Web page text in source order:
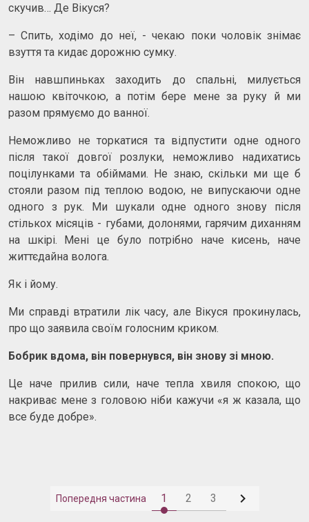
скучив… Де Вікуся?
– Спить, ходімо до неї, - чекаю поки чоловік знімає
взуття та кидає дорожню сумку.
Він навшпиньках заходить до спальні, милується
нашою квіточкою, а потім бере мене за руку й ми
разом прямуємо до ванної.
Неможливо не торкатися та відпустити одне одного
після такої довгої розлуки, неможливо надихатись
поцілунками та обіймами. Не знаю, скільки ми ще б
стояли разом під теплою водою, не випускаючи одне
одного з рук. Ми шукали одне одного знову після
стількох місяців - губами, долонями, гарячим диханням
на шкірі. Мені це було потрібно наче кисень, наче
життєдайна волога.
Як і йому.
Ми справді втратили лік часу, але Вікуся прокинулась,
про що заявила своїм голосним криком.
Бобрик вдома, він повернувся, він знову зі мною.
Це наче прилив сили, наче тепла хвиля спокою, що
накриває мене з головою ніби кажучи «я ж казала, що
все буде добре».
Попередня частина 1 2 3 